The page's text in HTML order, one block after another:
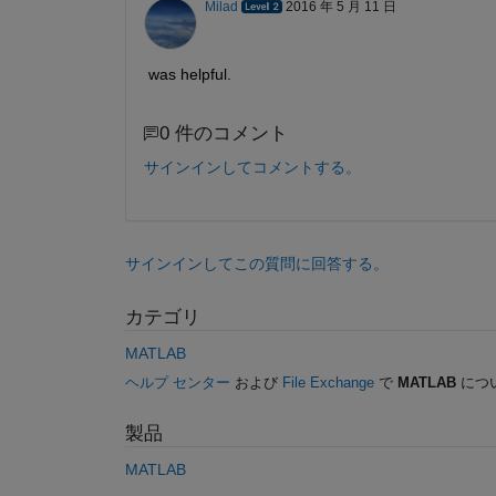
Milad 2016 年 5 月 11 日
was helpful.
0 件のコメント
サインインしてコメントする。
サインインしてこの質問に回答する。
カテゴリ
MATLAB
ヘルプ センター および File Exchangeで MATLABにつ
製品
MATLAB